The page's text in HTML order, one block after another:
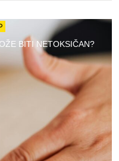
BITI NETOKSIČAN?